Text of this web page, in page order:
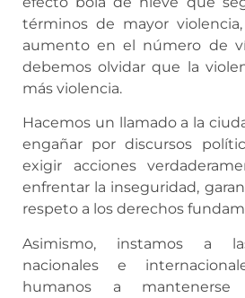
términos de mayor
aumento en el número de
debemos olvidar que la
más violencia.
Hacemos un llamado a la
engañar por discursos
exigir acciones
enfrentar la inseguridad,
respeto a los derechos
Asimismo, instamos a
nacionales e
humanos a